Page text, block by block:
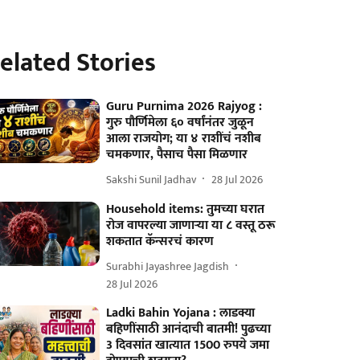
Stories
Guru Purnima 2026 Rajyog :
गुरु पौर्णिमेला ६० वर्षांनंतर जुळून
आला राजयोग; या ४ राशींचं नशीब
चमकणार, पैसाच पैसा मिळणार
Sakshi Sunil Jadhav 28 Jul 2026
Household items: तुमच्या घरात
रोज वापरल्या जाणाऱ्या या ८ वस्तू ठरू
शकतात कॅन्सरचं कारण
Surabhi Jayashree Jagdish
28 Jul 2026
Ladki Bahin Yojana : लाडक्या
बहिणींसाठी आनंदाची बातमी! पुढच्या
3 दिवसांत खात्यात 1500 रुपये जमा